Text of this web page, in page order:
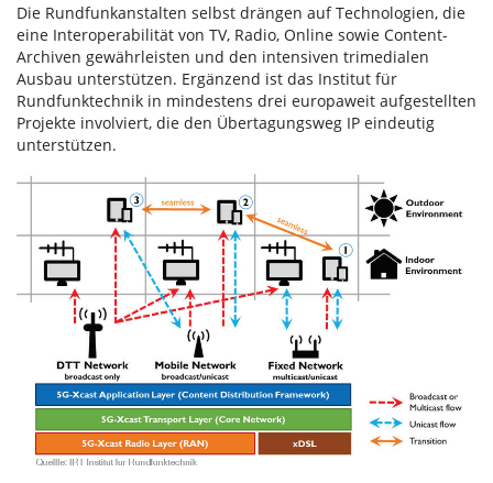
Die Rundfunkanstalten selbst drängen auf Technologien, die
eine Interoperabilität von TV, Radio, Online sowie Content-
Archiven gewährleisten und den intensiven trimedialen
Ausbau unterstützen. Ergänzend ist das Institut für
Rundfunktechnik in mindestens drei europaweit aufgestellten
Projekte involviert, die den Übertagungsweg IP eindeutig
unterstützen.